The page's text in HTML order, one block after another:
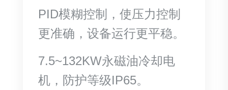
PID模糊控制，使压力控制
更准确，设备运行更平稳。
7.5~132KW永磁油冷却电
机，防护等级IP65。